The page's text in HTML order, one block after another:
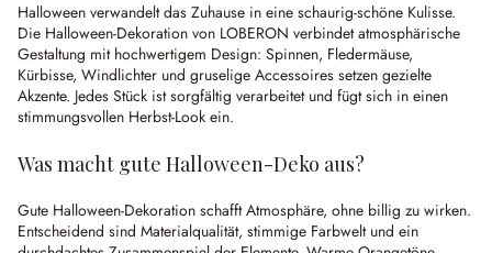
Halloween verwandelt das Zuhause in eine schaurig-schöne Kulisse.
Die Halloween-Dekoration von LOBERON verbindet atmosphärische
Gestaltung mit hochwertigem Design: Spinnen, Fledermäuse,
Kürbisse, Windlichter und gruselige Accessoires setzen gezielte
Akzente. Jedes Stück ist sorgfältig verarbeitet und fügt sich in einen
stimmungsvollen Herbst-Look ein.
Was macht gute Halloween-Deko aus?
Gute Halloween-Dekoration schafft Atmosphäre, ohne billig zu wirken.
Entscheidend sind Materialqualität, stimmige Farbwelt und ein